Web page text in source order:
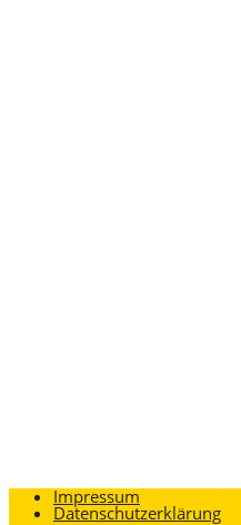
Impressum
Datenschutzerklärung